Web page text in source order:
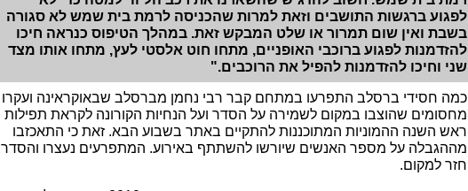
לפגוע ברגשות התושבים וזאת למרות שהכניסה לרמת בית שמש לא סגורה
בשבת ואין שום תמרור או שלט המבקש זאת. במהלך הטיפוס כנראה חיכו
להזדמנות לפגוע ברוכבי האופניים, מתחו חוט אלסטי לעץ, מתחו אותו מצד
שני וחיכו להזדמנות להפיל את הרוכבים."
כמה חסידי ברסלב התפרעו במתחם קבר רבי נחמן מברסלב שבאוקראינה ועקרו
מחסומים שהוצבו במקום לשמירה על הסדר ועל הנחיות הקורונה לקראת תפילות
ראש השנה ההמוניות המתוכננות להתקיים באתר בשבוע הבא. זאת כי התאכזבו
מההגבלה על מספר האנשים שיורשו להשתתף באירוע. המתפרעים נעצרו והסדר
חזר למקום.